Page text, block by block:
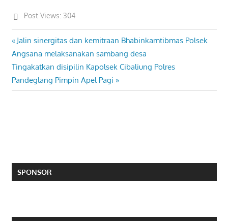
Post Views: 304
Post
navigation
Previous
Post:
Jalin sinergitas dan kemitraan Bhabinkamtibmas Polsek
Angsana melaksanakan sambang desa
Next
Post:
Tingakatkan disipilin Kapolsek Cibaliung Polres
Pandeglang Pimpin Apel Pagi
SPONSOR